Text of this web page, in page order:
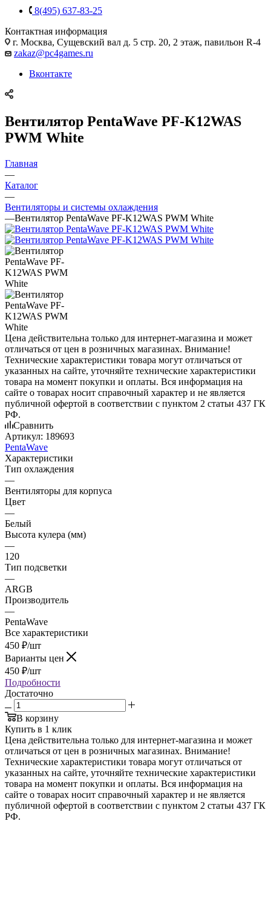
8(495) 637-83-25
Контактная информация
г. Москва, Сущевский вал д. 5 стр. 20, 2 этаж, павильон R-4
zakaz@pc4games.ru
Вконтакте
Вентилятор PentaWave PF-K12WAS
PWM White
Главная
—
Каталог
—
Вентиляторы и системы охлаждения
—Вентилятор PentaWave PF-K12WAS PWM White
Цена действительна только для интернет-магазина и может
отличаться от цен в розничных магазинах. Внимание!
Технические характеристики товара могут отличаться от
указанных на сайте, уточняйте технические характеристики
товара на момент покупки и оплаты. Вся информация на
сайте о товарах носит справочный характер и не является
публичной офертой в соответствии с пунктом 2 статьи 437 ГК
РФ.
Сравнить
Артикул: 189693
PentaWave
Характеристики
Тип охлаждения
—
Вентиляторы для корпуса
Цвет
—
Белый
Высота кулера (мм)
—
120
Тип подсветки
—
ARGB
Производитель
—
PentaWave
Все характеристики
450 ₽/шт
Варианты цен
450 ₽/шт
Подробности
Достаточно
В корзину
Купить в 1 клик
Цена действительна только для интернет-магазина и может
отличаться от цен в розничных магазинах. Внимание!
Технические характеристики товара могут отличаться от
указанных на сайте, уточняйте технические характеристики
товара на момент покупки и оплаты. Вся информация на
сайте о товарах носит справочный характер и не является
публичной офертой в соответствии с пунктом 2 статьи 437 ГК
РФ.